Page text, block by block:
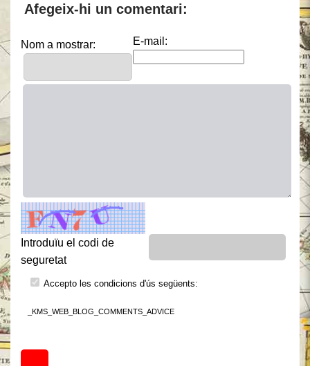
Afegeix-hi un comentari:
Nom a mostrar: E-mail:
Introduïu el codi de
seguretat
Accepto les condicions d'ús següents:
_KMS_WEB_BLOG_COMMENTS_ADVICE